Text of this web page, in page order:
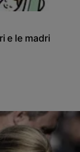
e le madri